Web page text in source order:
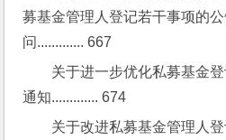
募基金管理人登记若干事项的
问............. 667
关于进一步优化私募基金
通知............. 674
关于改进私募基金管理人